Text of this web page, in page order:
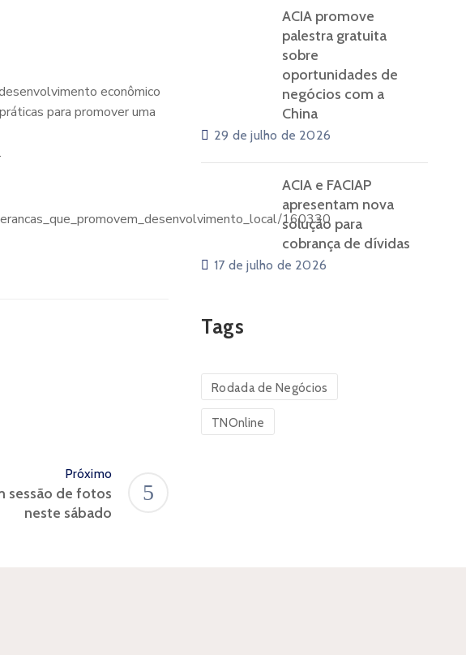
econômico
para promover uma
160330
Próximo
sessão de fotos
neste sábado
ACIA promove
palestra gratuita
sobre
oportunidades de
negócios com a
China
29 de julho de 2026
ACIA e FACIAP
apresentam nova
solução para
cobrança de dívidas
17 de julho de 2026
Tags
Rodada de Negócios
TNOnline